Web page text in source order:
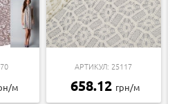
м
АРТИКУЛ: 25117
658.12 грн/м